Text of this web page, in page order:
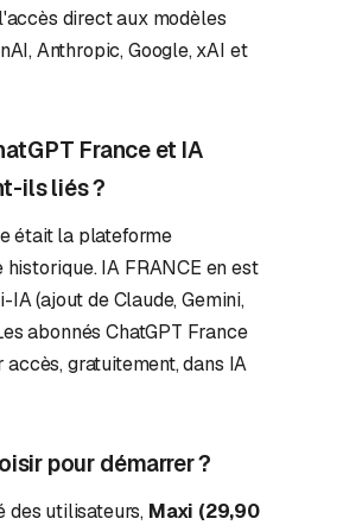
direct aux modèles
Anthropic, Google, xAI et
France et IA
ils liés ?
était la plateforme
IA FRANCE en est
(ajout de Claude, Gemini,
abonnés ChatGPT France
gratuitement, dans IA
pour démarrer ?
des utilisateurs, Maxi (29,90